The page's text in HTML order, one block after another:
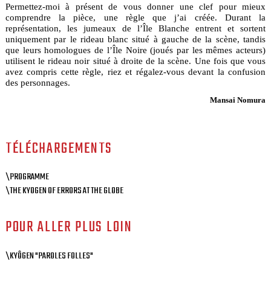
Permettez-moi à présent de vous donner une clef pour mieux
comprendre la pièce, une règle que j’ai créée. Durant la
représentation, les jumeaux de l’Île Blanche entrent et sortent
uniquement par le rideau blanc situé à gauche de la scène, tandis
que leurs homologues de l’Île Noire (joués par les mêmes acteurs)
utilisent le rideau noir situé à droite de la scène. Une fois que vous
avez compris cette règle, riez et régalez-vous devant la confusion
des personnages.
Mansai Nomura
TÉLÉCHARGEMENTS
\PROGRAMME
\THE KYOGEN OF ERRORS AT THE GLOBE
POUR ALLER PLUS LOIN
\KYÔGEN "PAROLES FOLLES"